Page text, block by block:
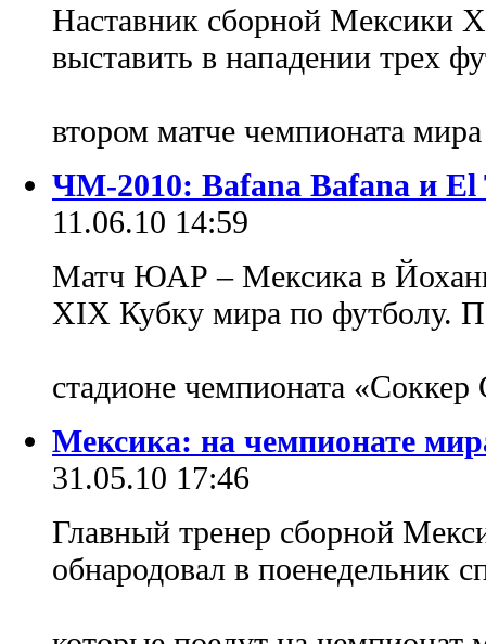
Наставник сборной Мексики
выставить в нападении трех
втором матче чемпионата
ЧМ-2010: Bafana Bafana и
11.06.10 14:59
Матч ЮАР – Мексика в
XIX Кубку мира по футболу.
стадионе чемпионата
Мексика: на чемпионате
31.05.10 17:46
Главный тренер сборной
обнародовал в поенедельник